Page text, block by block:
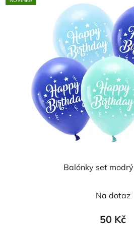
Balónky set
Na dotaz
50 Kč